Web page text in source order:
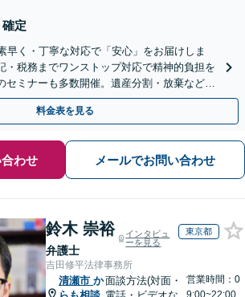
定
早く・丁寧な対応で「安心」をお届けしま
・税務までワンストップ対応で精神的負担を
セミナーも多数開催。遺産分割・放棄などま
さい【通知税理士】
料金表を見る
わせ メールでお問い合わせ
鈴木 崇裕
弁護士
インタビュ
ーを見る
東京都
吉田修平法律事務所
清瀬市 か
らも相談
面談方法(対面・
電話・ビデオな
営業時間：0
9:00~22:00